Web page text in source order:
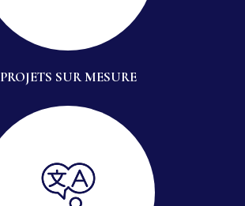
PROJETS SUR MESURE